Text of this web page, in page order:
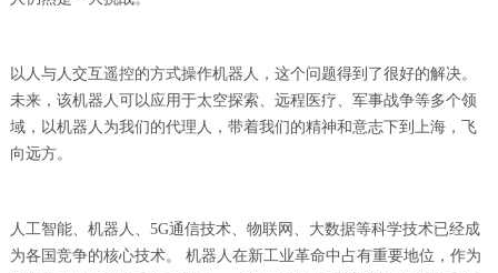
以人与人交互遥控的方式操作机器人，这个问题得到了很好的解决。
未来，该机器人可以应用于太空探索、远程医疗、军事战争等多个领
域，以机器人为我们的代理人，带着我们的精神和意志下到上海，飞
向远方。
人工智能、机器人、5G通信技术、物联网、大数据等科学技术已经成
为各国竞争的核心技术。 机器人在新工业革命中占有重要地位，作为